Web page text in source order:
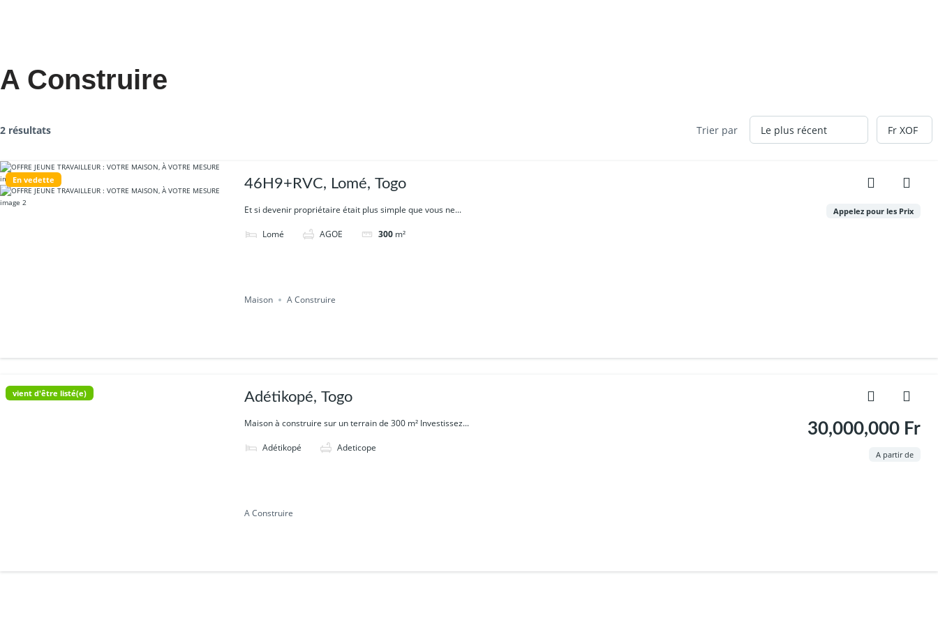
A Construire
2 résultats Trier par
En vedette 46H9+RVC, Lomé, Togo
Et si devenir propriétaire était plus simple que vous ne...
Lomé AGOE 300 m²
Appelez pour les Prix
Maison A Construire
vient d'être listé(e) Adétikopé, Togo
Maison à construire sur un terrain de 300 m² Investissez...
Adétikopé Adeticope
30,000,000 Fr
A partir de
A Construire